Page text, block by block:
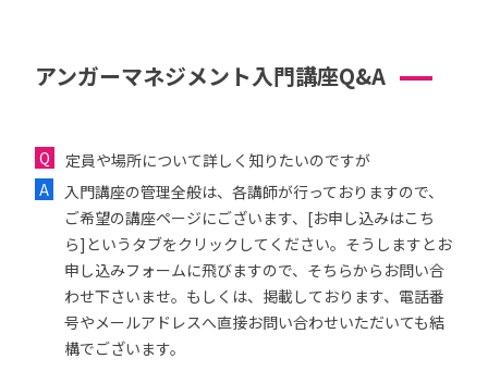
アンガーマネジメント入門講座Q&A
定員や場所について詳しく知りたいのですが
入門講座の管理全般は、各講師が行っておりますので、
ご希望の講座ページにございます、[お申し込みはこち
ら]というタブをクリックしてください。そうしますとお
申し込みフォームに飛びますので、そちらからお問い合
わせ下さいませ。もしくは、掲載しております、電話番
号やメールアドレスへ直接お問い合わせいただいても結
構でございます。